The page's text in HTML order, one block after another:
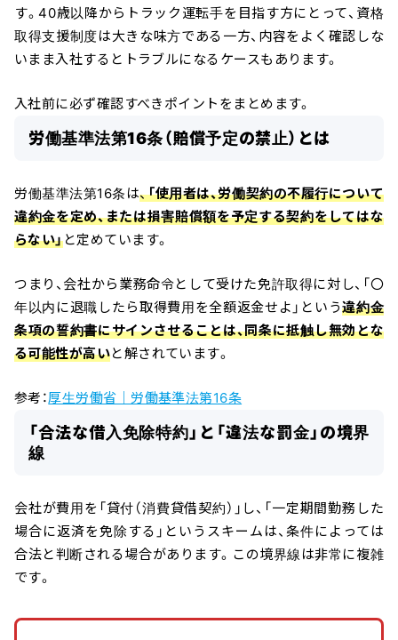
す。40歳以降からトラック運転手を目指す方にとって、資格
取得支援制度は大きな味方である一方、内容をよく確認しな
いまま入社するとトラブルになるケースもあります。
入社前に必ず確認すべきポイントをまとめます。
労働基準法第16条（賠償予定の禁止）とは
労働基準法第16条は、「使用者は、労働契約の不履行について
違約金を定め、または損害賠償額を予定する契約をしてはな
らない」と定めています。
つまり、会社から業務命令として受けた免許取得に対し、「〇
年以内に退職したら取得費用を全額返金せよ」という違約金
条項の誓約書にサインさせることは、同条に抵触し無効とな
る可能性が高いと解されています。
参考：厚生労働省｜労働基準法第16条
「合法な借入免除特約」と「違法な罰金」の境界
線
会社が費用を「貸付（消費貸借契約）」し、「一定期間勤務した
場合に返済を免除する」というスキームは、条件によっては
合法と判断される場合があります。この境界線は非常に複雑
です。